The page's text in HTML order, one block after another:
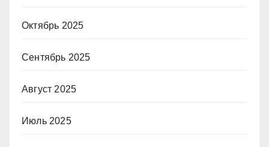
Октябрь 2025
Сентябрь 2025
Август 2025
Июль 2025